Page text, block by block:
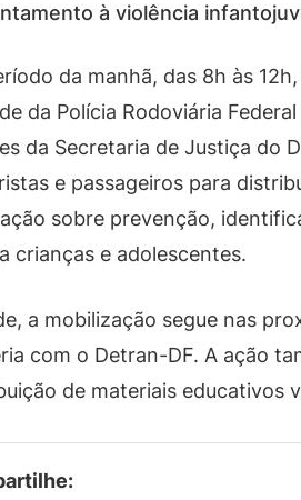
à violência
da manhã, das 8h às
da Polícia Rodoviária
da Secretaria de Justiça do
e passageiros para
sobre prevenção,
crianças e adolescentes.
a mobilização segue nas
com o Detran-DF. A ação
de materiais educativos